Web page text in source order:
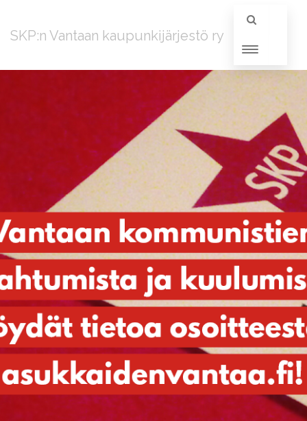
SKP:n Vantaan kaupunkijärjestö ry